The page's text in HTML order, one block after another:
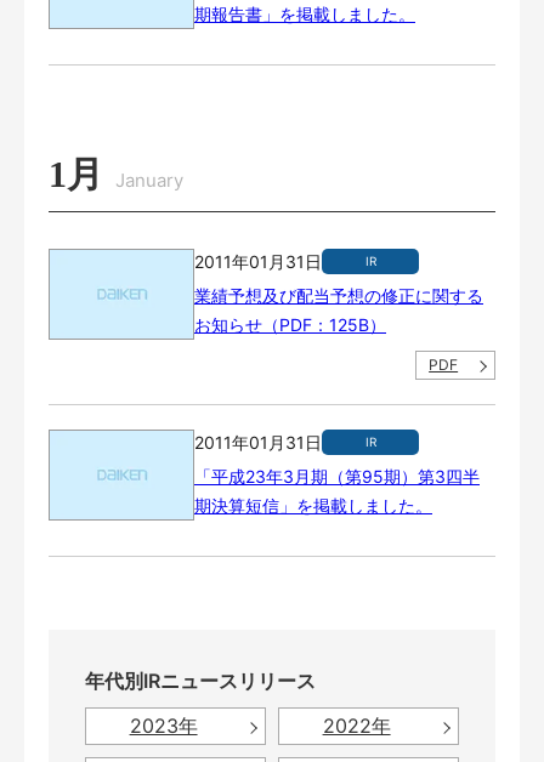
期報告書」を掲載しました。
1月 January
2011年01月31日 IR
業績予想及び配当予想の修正に関する
お知らせ（PDF：125B）
PDF
2011年01月31日 IR
「平成23年3月期（第95期）第3四半
期決算短信」を掲載しました。
年代別IRニュースリリース
2023年
2022年